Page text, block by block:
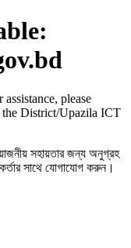
please
the District/Upazila ICT
সহায়তার জন্য অনুগ্রহ
সাথে যোগাযোগ করুন।